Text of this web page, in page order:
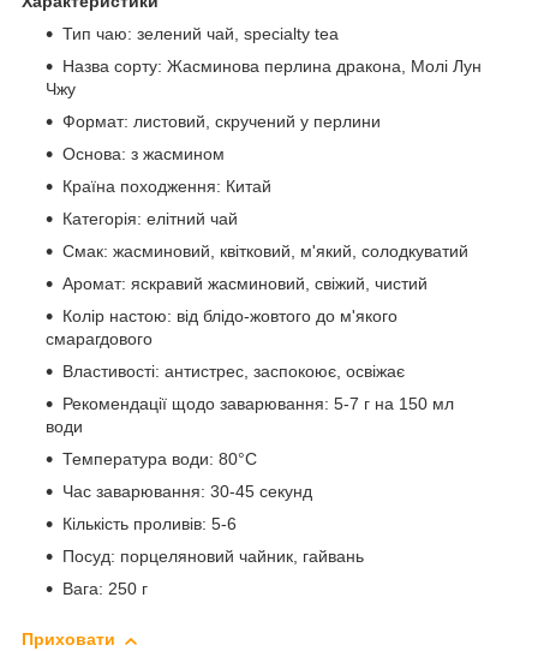
Тип чаю: зелений чай, specialty tea
Назва сорту: Жасминова перлина дракона, Молі Лун
Чжу
Формат: листовий, скручений у перлини
Основа: з жасмином
Країна походження: Китай
Категорія: елітний чай
Смак: жасминовий, квітковий, м'який, солодкуватий
Аромат: яскравий жасминовий, свіжий, чистий
Колір настою: від блідо-жовтого до м'якого
смарагдового
Властивості: антистрес, заспокоює, освіжає
Рекомендації щодо заварювання: 5-7 г на 150 мл
води
Температура води: 80°C
Час заварювання: 30-45 секунд
Кількість проливів: 5-6
Посуд: порцеляновий чайник, гайвань
Вага: 250 г
Приховати